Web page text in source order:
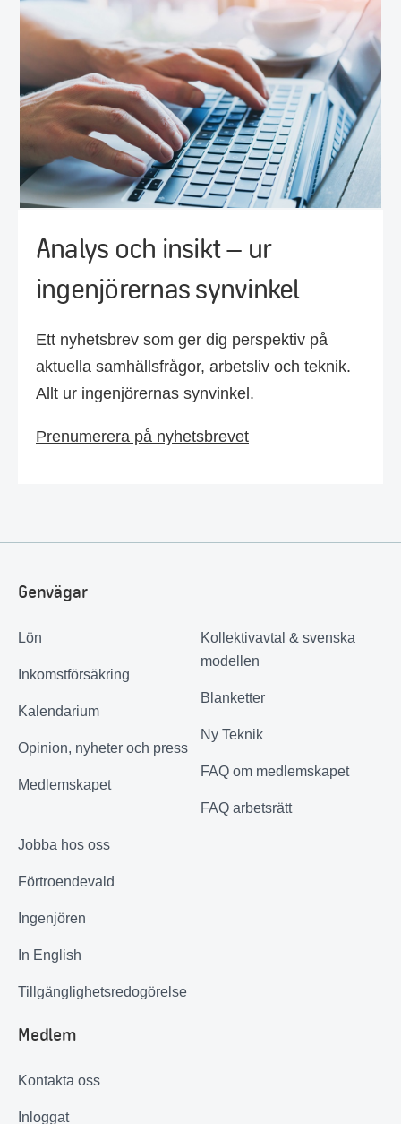
Analys och insikt – ur
ingenjörernas synvinkel
Ett nyhetsbrev som ger dig perspektiv på
aktuella samhällsfrågor, arbetsliv och teknik.
Allt ur ingenjörernas synvinkel.
Prenumerera på nyhetsbrevet
Genvägar
Lön
Inkomstförsäkring
Kalendarium
Opinion, nyheter och press
Medlemskapet
Kollektivavtal & svenska
modellen
Blanketter
Ny Teknik
FAQ om medlemskapet
FAQ arbetsrätt
Jobba hos oss
Förtroendevald
Ingenjören
In English
Tillgänglighetsredogörelse
Medlem
Kontakta oss
Inloggat